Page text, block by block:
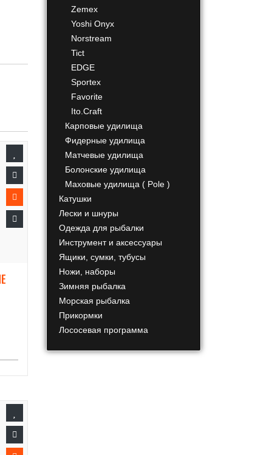
Zemex
Yoshi Onyx
Norstream
Tict
EDGE
Sportex
Favorite
Ito.Craft
Карповые удилища
Фидерные удилища
Матчевые удилища
Болонские удилища
Маховые удилища ( Pole )
Катушки
Лески и шнуры
Одежда для рыбалки
Инструмент и аксессуары
Ящики, сумки, тубусы
Ножи, наборы
Зимняя рыбалка
Морская рыбалка
Прикормки
Лососевая программа